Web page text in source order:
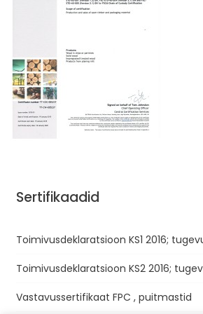
Sertifikaadid
Toimivusdeklaratsioon KS1 2016;
Toimivusdeklaratsioon KS2 2016;
Vastavussertifikaat FPC , puitmastid